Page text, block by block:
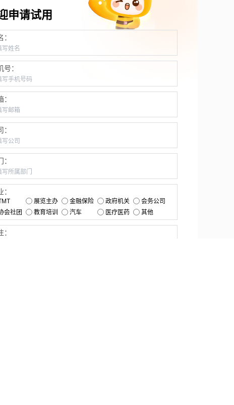
申请试用
：
号：
：
：
：
：
展览主办 金融保险 政府机关
会务公司
会社团
教育培训 汽车 医疗医药 其他
：